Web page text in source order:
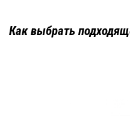
Как выбрать